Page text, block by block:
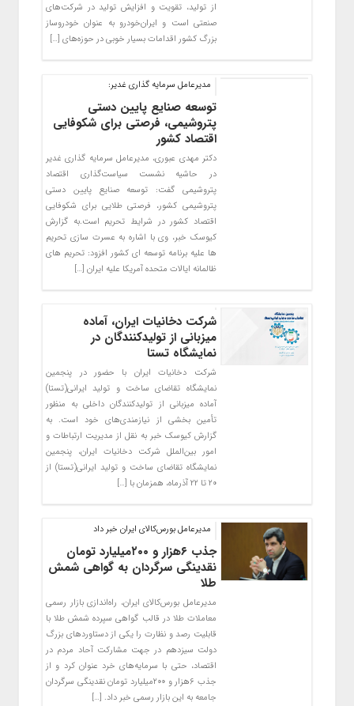
از تولید، تقویت و افزایش تولید در شرکت‌های
صنعتی است و ایران‌خودرو به عنوان خودروساز
بزرگ کشور اقدامات بسیار خوبی در حوزه‌های […]
مدیرعامل سرمایه گذاری غدیر:
توسعه صنایع پایین دستی
پتروشیمی، فرصتی برای شکوفایی
اقتصاد کشور
دکتر مهدی عبوری، مدیرعامل سرمایه گذاری غدیر
در حاشیه نشست سیاست‌گذاری اقتصاد
پتروشیمی گفت: توسعه صنایع پایین دستی
پتروشیمی کشور، فرصتی طلایی برای شکوفایی
اقتصاد کشور در شرایط تحریم است.به گزارش
کیوسک خبر، وی با اشاره به عسرت سازی تحریم
ها علیه برنامه توسعه ای کشور افزود: تحریم های
ظالمانه ایالات متحده آمریکا علیه ایران […]
شرکت دخانیات ایران، آماده
میزبانی از تولیدکنندگان در
نمایشگاه تستا
شرکت دخانیات ایران با حضور در پنجمین
نمایشگاه تقاضای ساخت و تولید ایرانی(تستا)
آماده میزبانی از تولیدکنندگان داخلی به منظور
تأمین بخشی از نیازمندی‌های خود است. به
گزارش کیوسک خبر به نقل از مدیریت ارتباطات و
امور بین‌الملل شرکت دخانیات ایران، پنجمین
نمایشگاه تقاضای ساخت و تولید ایرانی(تستا) از
۲۰ تا ۲۲ آذرماه، همزمان با […]
مدیرعامل بورس‌کالای ایران خبر داد
جذب ۶‌هزار و ۲۰۰میلیارد تومان
نقدینگی سرگردان به گواهی شمش
طلا
مدیرعامل بورس‌کالای ایران، راه‌اندازی بازار رسمی
معاملات طلا در قالب گواهی سپرده شمش طلا با
قابلیت رصد و نظارت را یکی از دستاوردهای بزرگ
دولت سیزدهم در جهت مشارکت آحاد مردم در
اقتصاد، حتی با سرمایه‌های خرد عنوان کرد و از
جذب ۶‌هزار و ۲۰۰میلیارد تومان نقدینگی سرگردان
جامعه به این بازار رسمی خبر داد. […]